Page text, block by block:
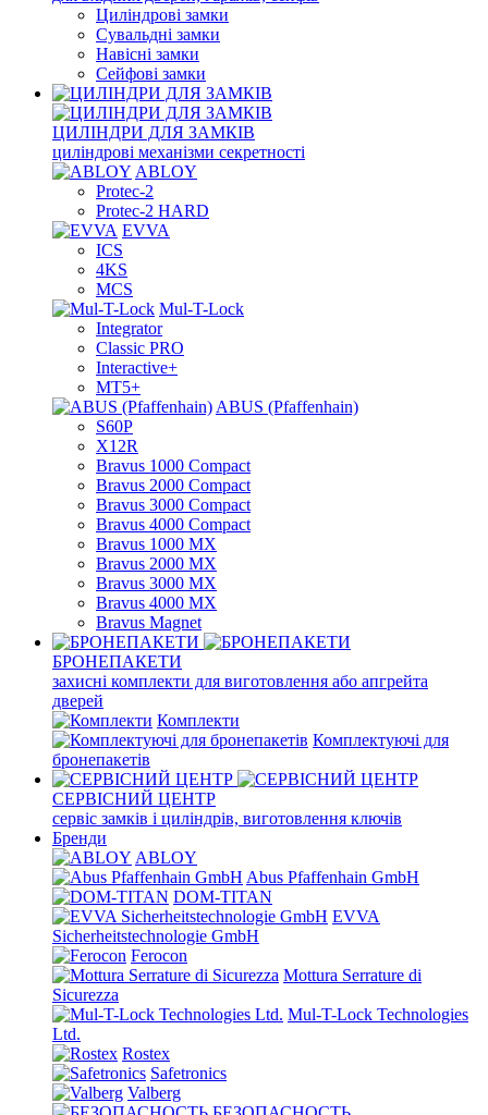
Циліндрові замки
Сувальдні замки
Навісні замки
Сейфові замки
ЦИЛІНДРИ ДЛЯ ЗАМКІВ
циліндрові механізми секретності
ABLOY
Protec-2
Protec-2 HARD
EVVA
ICS
4KS
MCS
Mul-T-Lock
Integrator
Classic PRO
Interactive+
MT5+
ABUS (Pfaffenhain)
S60P
X12R
Bravus 1000 Compact
Bravus 2000 Compact
Bravus 3000 Compact
Bravus 4000 Compact
Bravus 1000 MX
Bravus 2000 MX
Bravus 3000 MX
Bravus 4000 MX
Bravus Magnet
БРОНЕПАКЕТИ
захисні комплекти для виготовлення або апгрейта
дверей
Комплекти
Комплектуючі для
бронепакетів
СЕРВІСНИЙ ЦЕНТР
сервіс замків і циліндрів, виготовлення ключів
Бренди
ABLOY
Abus Pfaffenhain GmbH
DOM-TITAN
EVVA
Sicherheitstechnologie GmbH
Ferocon
Mottura Serrature di
Sicurezza
Mul-T-Lock Technologies
Ltd.
Rostex
Safetronics
Valberg